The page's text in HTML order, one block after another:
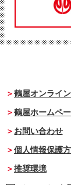
鶴屋オンライ
鶴屋ホームペ
お問い合わせ
個人情報保護
推奨環境